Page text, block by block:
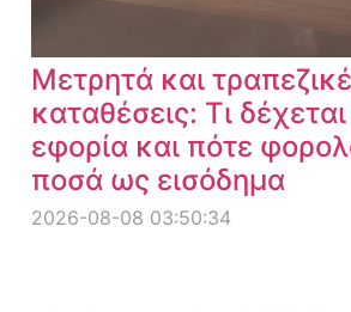
Μετρητά και
καταθέσεις: Τι
εφορία και πότε
ποσά ως εισόδημα
2026-08-08 03:50:34